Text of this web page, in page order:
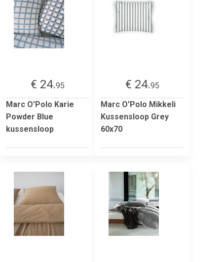
€ 24.95
Marc O'Polo Karie
Powder Blue
kussensloop
€ 24.95
Marc O'Polo Mikkeli
Kussensloop Grey
60x70